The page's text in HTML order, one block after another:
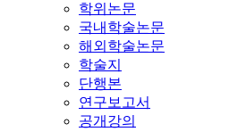
학위논문
국내학술논문
해외학술논문
학술지
단행본
연구보고서
공개강의